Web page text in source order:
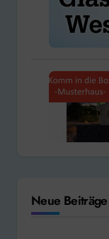
Neue Beiträge